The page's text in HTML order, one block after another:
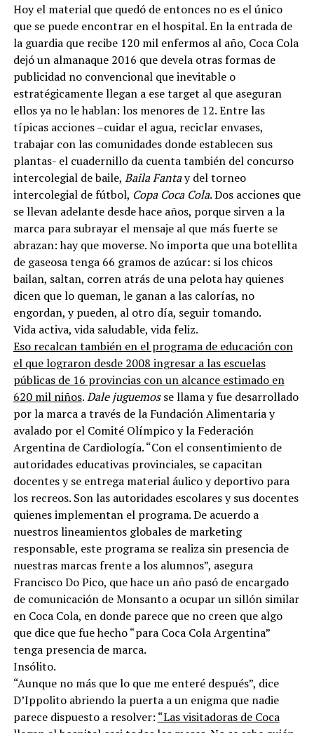
Hoy el material que quedó de entonces no es el único
que se puede encontrar en el hospital. En la entrada de
la guardia que recibe 120 mil enfermos al año, Coca Cola
dejó un almanaque 2016 que devela otras formas de
publicidad no convencional que inevitable o
estratégicamente llegan a ese target al que aseguran
ellos ya no le hablan: los menores de 12. Entre las
típicas acciones –cuidar el agua, reciclar envases,
trabajar con las comunidades donde establecen sus
plantas- el cuadernillo da cuenta también del concurso
intercolegial de baile, Baila Fantay del torneo
intercolegial de fútbol, Copa Coca Cola. Dos acciones que
se llevan adelante desde hace años, porque sirven a la
marca para subrayar el mensaje al que más fuerte se
abrazan: hay que moverse. No importa que una botellita
de gaseosa tenga 66 gramos de azúcar: si los chicos
bailan, saltan, corren atrás de una pelota hay quienes
dicen que lo queman, le ganan a las calorías, no
engordan, y pueden, al otro día, seguir tomando.
Vida activa, vida saludable, vida feliz.
Eso recalcan también en el programa de educación con
el que lograron desde 2008 ingresar a las escuelas
públicas de 16 provincias con un alcance estimado en
620 mil niños.Dale juguemosse llama y fue desarrollado
por la marca a través de la Fundación Alimentaria y
avalado por el Comité Olímpico y la Federación
Argentina de Cardiología. “Con el consentimiento de
autoridades educativas provinciales, se capacitan
docentes y se entrega material áulico y deportivo para
los recreos. Son las autoridades escolares y sus docentes
quienes implementan el programa. De acuerdo a
nuestros lineamientos globales de marketing
responsable, este programa se realiza sin presencia de
nuestras marcas frente a los alumnos”, asegura
Francisco Do Pico, que hace un año pasó de encargado
de comunicación de Monsanto a ocupar un sillón similar
en Coca Cola, en donde parece que no creen que algo
que dice que fue hecho “para Coca Cola Argentina”
tenga presencia de marca.
Insólito.
“Aunque no más que lo que me enteré después”, dice
D’Ippolito abriendo la puerta a un enigma que nadie
parece dispuesto a resolver: “Las visitadoras de Coca